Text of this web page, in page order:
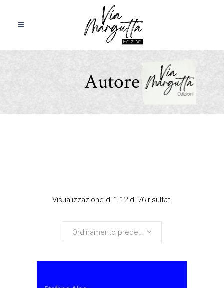
Autore
Visualizzazione di 1-12 di 76 risultati
Ordinamento predefinito